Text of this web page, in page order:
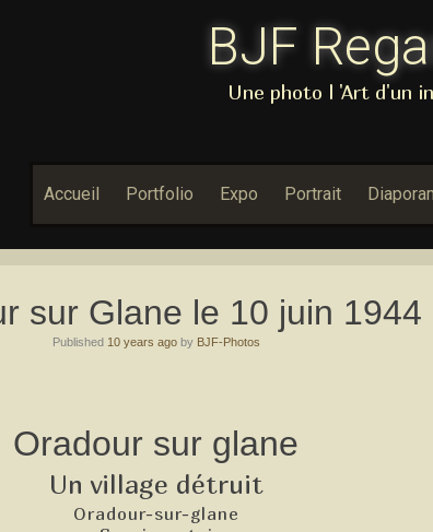
BJF
Une photo l 'Art d'un
Accueil Portfolio Expo Portrait
sur Glane le 10 juin 1944
Published 10 years agoby BJF-Photos
Oradour sur glane
Un village détruit
Oradour-sur-glane